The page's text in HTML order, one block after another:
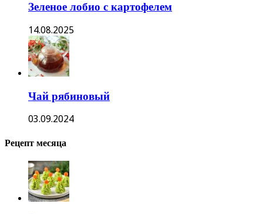
Зеленое лобио с картофелем
14.08.2025
Чай рябиновый
03.09.2024
Рецепт месяца